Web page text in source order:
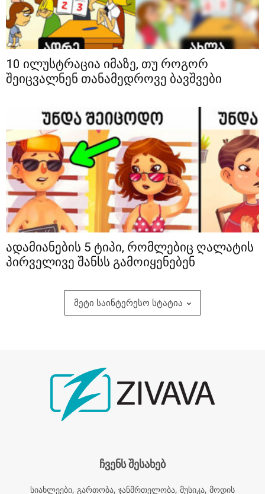
10 ილუსტრაცია იმაზე, თუ როგორ
შეიცვალნენ თანამედროვე ბავშვები
ადამიანების 5 ტიპი, რომლებიც ღალატის
პირველივე შანსს გამოიყენებენ
მეტი საინტერესო სტატია
ჩვენს შესახებ
სიახლეები, გართობა, ჯანმრთელობა, მუსიკა, მოდის